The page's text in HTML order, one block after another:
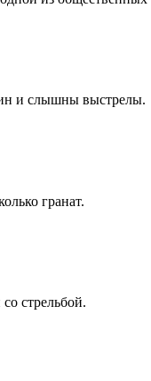
и слышны выстрелы.
гранат.
стрельбой.